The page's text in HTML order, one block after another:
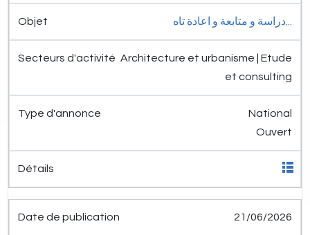
publication
Objet
d'activité
d'annonce
دراسة و متابعة و اعادة تاه...
Architecture et urbanisme | Etude
et consulting
National
Ouvert
21/06/2026